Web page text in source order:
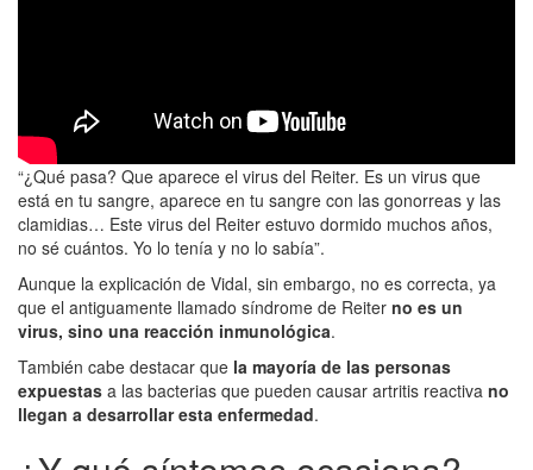
“¿Qué pasa? Que aparece el virus del Reiter. Es un virus que
está en tu sangre, aparece en tu sangre con las gonorreas y las
clamidias… Este virus del Reiter estuvo dormido muchos años,
no sé cuántos. Yo lo tenía y no lo sabía”.
Aunque la explicación de Vidal, sin embargo, no es correcta, ya
que el antiguamente llamado síndrome de Reiter no es un
virus, sino una reacción inmunológica.
También cabe destacar que la mayoría de las personas
expuestas a las bacterias que pueden causar artritis reactiva no
llegan a desarrollar esta enfermedad.